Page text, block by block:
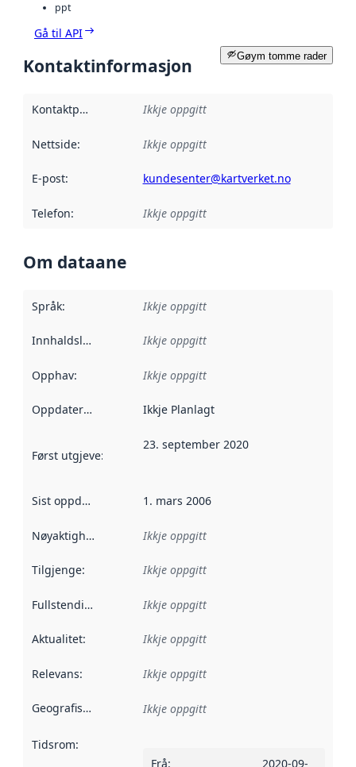
ppt
Gå til API
Gøym tomme rader
Kontaktinformasjon
Kontaktpunkt Ikkje oppgitt
Nettside: Ikkje oppgitt
E-post: kundesenter@kartverket.no
Telefon: Ikkje oppgitt
Om dataane
Språk: Ikkje oppgitt
Innhaldsleverandørar :
Ikkje oppgitt
Opphav: Ikkje oppgitt
Oppdateringsfrekvens :
Ikkje Planlagt
Først utgjeve: Denne datoen seier når dataa i dette
23. september 2020
Sist oppdatert 1. mars 2006
Nøyaktigheit Ikkje oppgitt
Tilgjenge: Ikkje oppgitt
Fullstendigheit Ikkje oppgitt
Aktualitet: Ikkje oppgitt
Relevans: Ikkje oppgitt
Geografisk område Ikkje oppgitt
Tidsrom:
Frå: 2020-09-